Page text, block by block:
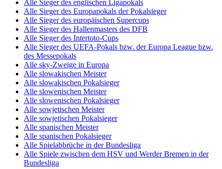
Alle Sieger des englischen Ligapokals
Alle Sieger des Europapokals der Pokalsieger
Alle Sieger des europäischen Supercups
Alle Sieger des Hallenmasters des DFB
Alle Sieger des Intertoto-Cups
Alle Sieger des UEFA-Pokals bzw. der Europa League bzw.
des Messepokals
Alle sky-Zweige in Europa
Alle slowakischen Meister
Alle slowakischen Pokalsieger
Alle slowenischen Meister
Alle slowenischen Pokalsieger
Alle sowjetischen Meister
Alle sowjetischen Pokalsieger
Alle spanischen Meister
Alle spanischen Pokalsieger
Alle Spielabbrüche in der Bundesliga
Alle Spiele zwischen dem HSV und Werder Bremen in der
Bundesliga